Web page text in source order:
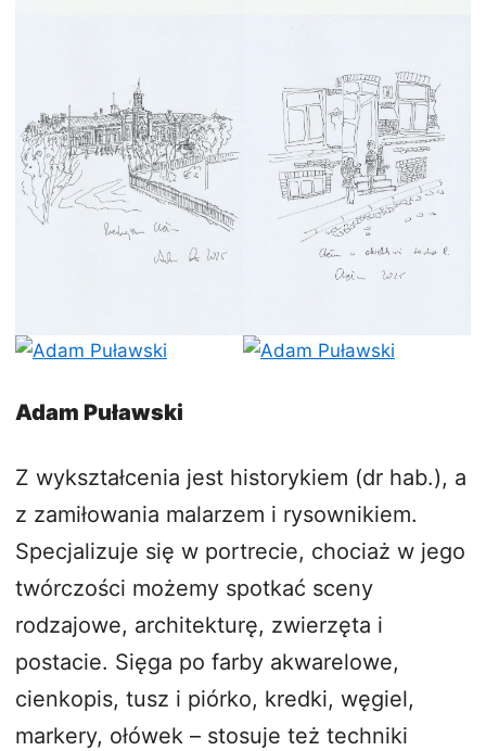
Adam Puławski
Z wykształcenia jest historykiem (dr hab.), a
z zamiłowania malarzem i rysownikiem.
Specjalizuje się w portrecie, chociaż w jego
twórczości możemy spotkać sceny
rodzajowe, architekturę, zwierzęta i
postacie. Sięga po farby akwarelowe,
cienkopis, tusz i piórko, kredki, węgiel,
markery, ołówek – stosuje też techniki